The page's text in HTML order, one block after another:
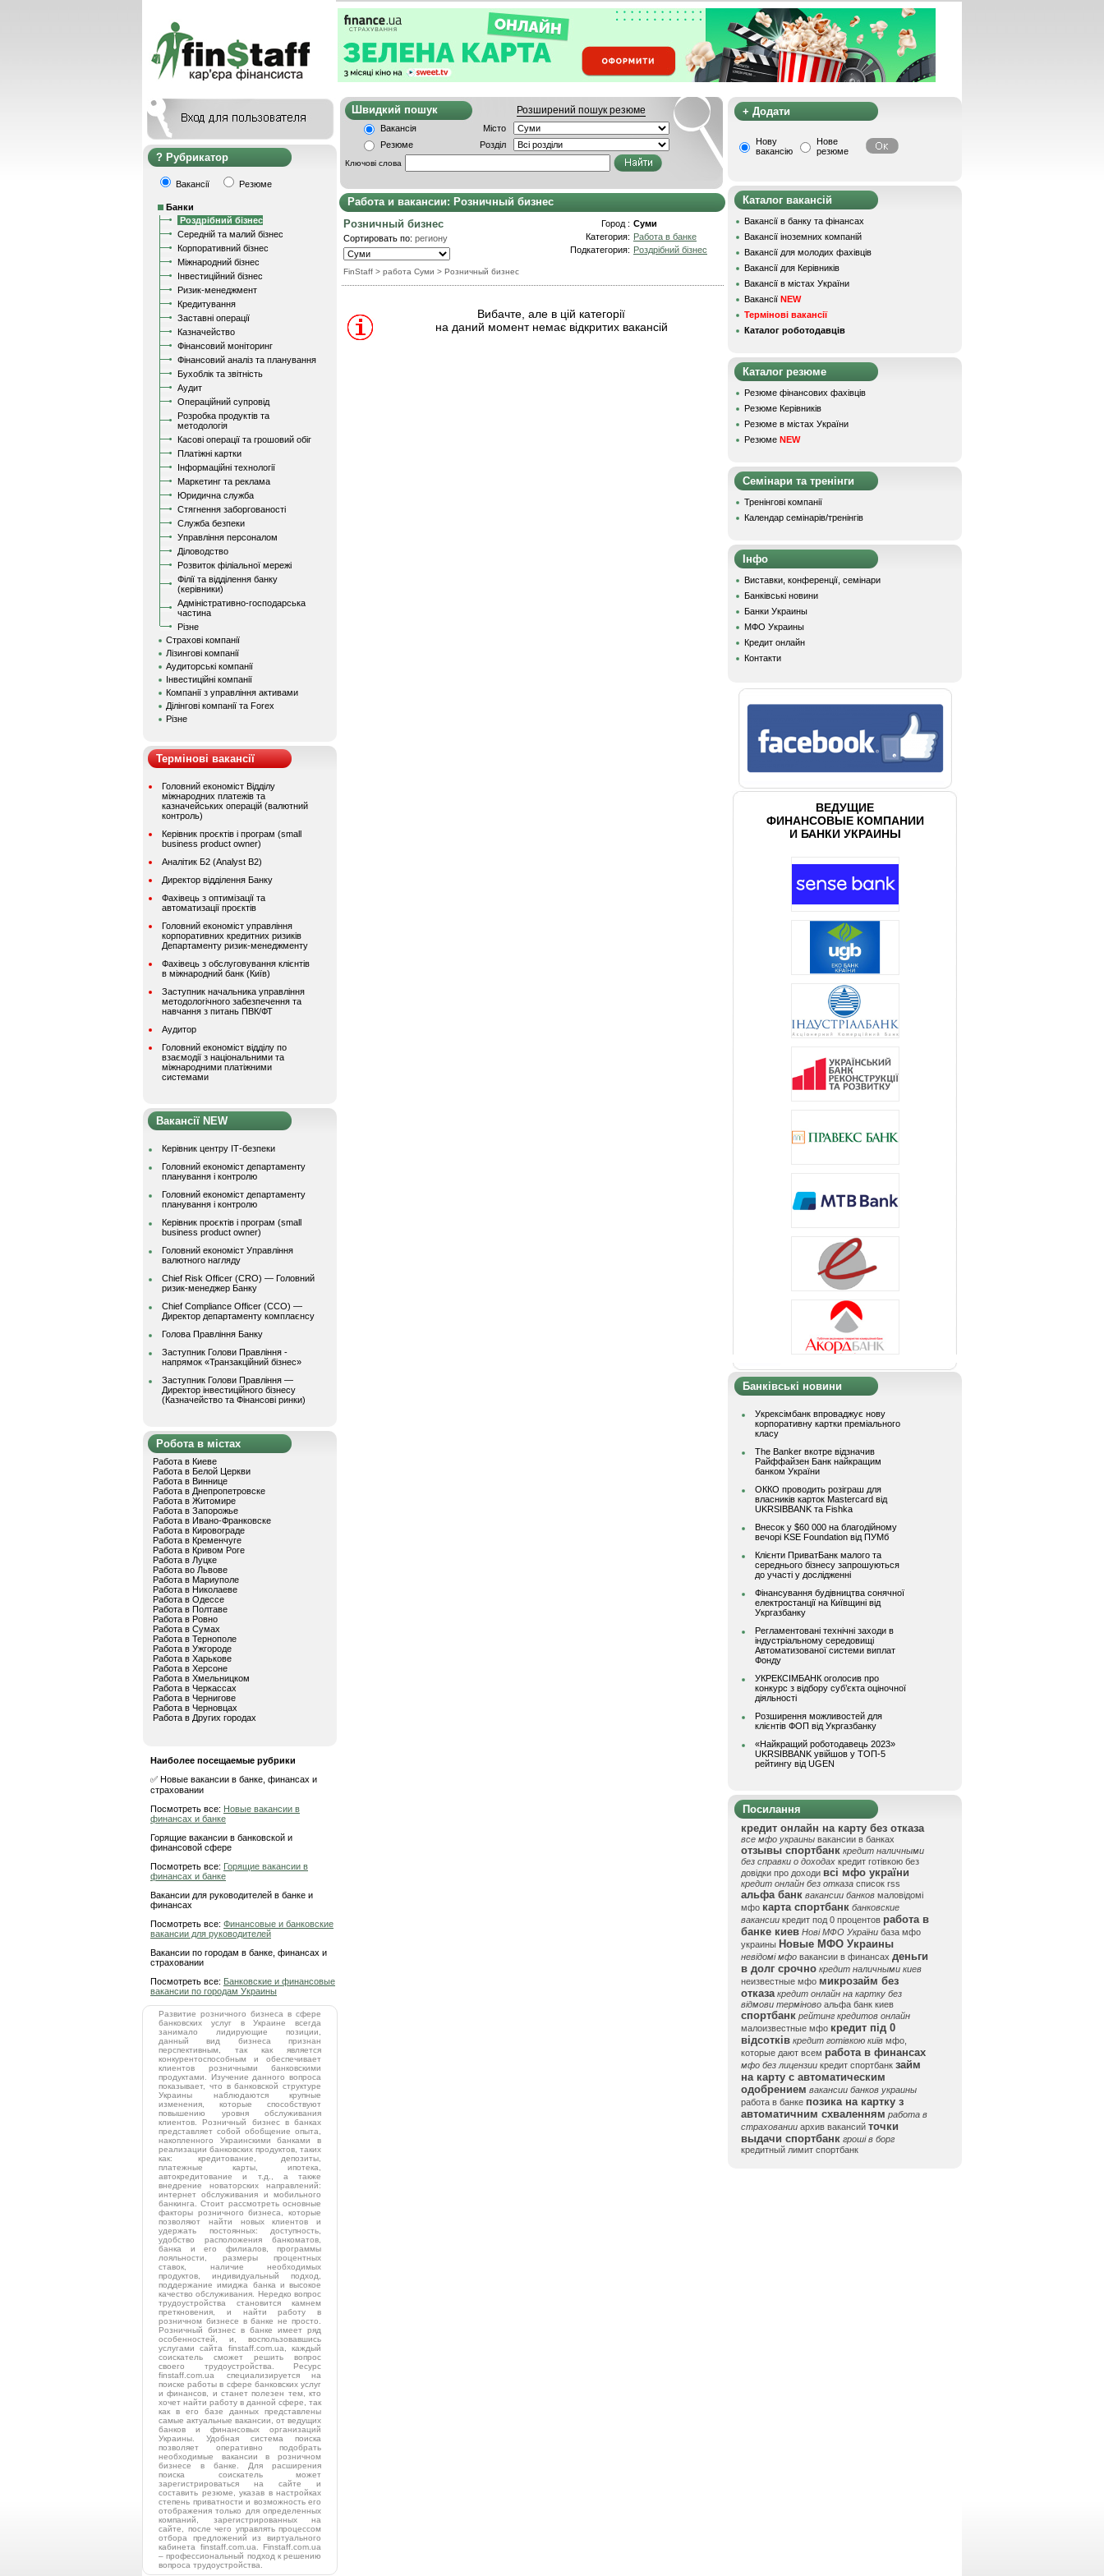
Рубрикатор
Вакансії Резюме
Банки
Роздрібний бізнес
Середній та малий бізнес
Корпоративний бізнес
Міжнародний бізнес
Інвестиційний бізнес
Ризик-менеджмент
Кредитування
Заставні операції
Казначейство
Фінансовий моніторинг
Фінансовий аналіз та планування
Бухоблік та звітність
Аудит
Операційний супровід
Розробка продуктів та
методологія
Касові операції та грошовий обіг
Платіжні картки
Інформаційні технології
Маркетинг та реклама
Юридична служба
Стягнення заборгованості
Служба безпеки
Управління персоналом
Діловодство
Розвиток філіальної мережі
Філії та відділення банку
(керівники)
Адміністративно-господарська
частина
Різне
Страхові компанії
Лізингові компанії
Аудиторські компанії
Інвестиційні компанії
Компанії з управління активами
Ділінгові компанії та Forex
Різне
Термінові вакансії
Головний економіст Відділу
міжнародних платежів та
казначейських операцій (валютний
контроль)
Керівник проєктів і програм (small
business product owner)
Аналітик Б2 (Analyst B2)
Директор відділення Банку
Фахівець з оптимізації та
автоматизації проєктів
Головний економіст управління
корпоративних кредитних ризиків
Департаменту ризик-менеджменту
Фахівець з обслуговування клієнтів
в міжнародний банк (Київ)
Заступник начальника управління
методологічного забезпечення та
навчання з питань ПВК/ФТ
Аудитор
Головний економіст відділу по
взаємодії з національними та
міжнародними платіжними
системами
Вакансії NEW
Керівник центру ІТ-безпеки
Головний економіст департаменту
планування і контролю
Головний економіст департаменту
планування і контролю
Керівник проєктів і програм (small
business product owner)
Головний економіст Управління
валютного нагляду
Chief Risk Officer (CRO) — Головний
ризик-менеджер Банку
Chief Compliance Officer (CCO) —
Директор департаменту комплаєнсу
Голова Правління Банку
Заступник Голови Правління -
напрямок «Транзакційний бізнес»
Заступник Голови Правління —
Директор інвестиційного бізнесу
(Казначейство та Фінансові ринки)
Робота в містах
Работа в Киеве
Работа в Белой Церкви
Работа в Виннице
Работа в Днепропетровске
Работа в Житомире
Работа в Запорожье
Работа в Ивано-Франковске
Работа в Кировограде
Работа в Кременчуге
Работа в Кривом Роге
Работа в Луцке
Работа во Львове
Работа в Мариуполе
Работа в Николаеве
Работа в Одессе
Работа в Полтаве
Работа в Ровно
Работа в Сумах
Работа в Тернополе
Работа в Ужгороде
Работа в Харькове
Работа в Херсоне
Работа в Хмельницком
Работа в Черкассах
Работа в Чернигове
Работа в Черновцах
Работа в Других городах
Наиболее посещаемые рубрики
✅ Новые вакансии в банке, финансах и
страховании
Посмотреть все: Новые вакансии в
финансах и банке
Горящие вакансии в банковской и
финансовой сфере
Посмотреть все: Горящие вакансии в
финансах и банке
Вакансии для руководителей в банке и
финансах
Посмотреть все: Финансовые и банковские
вакансии для руководителей
Вакансии по городам в банке, финансах и
страховании
Посмотреть все: Банковские и финансовые
вакансии по городам Украины
Развитие розничного бизнеса в сфере
банковских услуг в Украине всегда
занимало лидирующие позиции,
данный вид бизнеса признан
перспективным, так как является
конкурентоспособным и обеспечивает
клиентов розничными банковскими
продуктами. Изучение данного вопроса
показывает, что в банковской структуре
Украины наблюдаются крупные
изменения, которые способствуют
повышению уровня обслуживания
клиентов. Розничный бизнес в банках
представляет собой обобщение опыта,
накопленного Украинскими банками в
реализации банковских продуктов, таких
как: кредитование, депозиты,
платежные карты, ипотека,
автокредитование и т.д., а также
внедрение новаторских направлений:
интернет обслуживания и мобильного
банкинга. Стоит рассмотреть основные
факторы розничного бизнеса, которые
позволяют найти новых клиентов и
удержать постоянных: доступность,
удобство расположения банкоматов,
банка и его филиалов, программы
лояльности, размеры процентных
ставок, наличие необходимых
продуктов, индивидуальный подход,
поддержание имиджа банка и высокое
качество обслуживания. Нередко вопрос
трудоустройства становится камнем
преткновения, и найти работу в
розничном бизнесе в банке не просто.
Розничный бизнес в банке имеет ряд
особенностей, и, воспользовавшись
услугами сайта finstaff.com.ua, каждый
соискатель сможет решить вопрос
своего трудоустройства. Ресурс
finstaff.com.ua специализируется на
поиске работы в сфере банковских услуг
и финансов, и станет полезен тем, кто
хочет найти работу в данной сфере, так
как в его базе данных представлены
самые актуальные вакансии, от ведущих
банков и финансовых организаций
Украины. Удобная система поиска
позволяет оперативно подобрать
необходимые вакансии в розничном
бизнесе в банке. Для расширения
поиска соискатель может
зарегистрироваться на сайте и
составить резюме, указав в настройках
степень приватности и возможность его
отображения только для определенных
компаний, зарегистрированных на
сайте, после чего управлять процессом
отбора предложений из виртуального
кабинета finstaff.com.ua. Finstaff.com.ua
– профессиональный подход к решению
вопроса трудоустройства.
Швидкий пошук Розширений пошук резюме
Вакансія
Місто
Резюме
Розділ
Ключові слова
Работа и вакансии: Розничный бизнес
Розничный бизнес
Сортировать по: региону
FinStaff > работа Суми > Розничный бизнес
Город : Суми
Категория: Работа в банке
Подкатегория: Роздрібний бізнес
Вибачте, але в цій категорії
на даний момент немає відкритих вакансій
+ Додати
Нову
вакансію
Нове
резюме
Каталог вакансій
Вакансії в банку та фінансах
Вакансії іноземних компаній
Вакансії для молодих фахівців
Вакансії для Керівників
Вакансії в містах України
Вакансії NEW
Термінові вакансії
Каталог роботодавців
Каталог резюме
Резюме фінансових фахівців
Резюме Керівників
Резюме в містах України
Резюме NEW
Семінари та тренінги
Тренінгові компанії
Календар семінарів/тренінгів
Інфо
Виставки, конференції, семінари
Банківські новини
Банки Украины
МФО Украины
Кредит онлайн
Контакти
ВЕДУЩИЕ
ФИНАНСОВЫЕ КОМПАНИИ
И БАНКИ УКРАИНЫ
Банківські новини
Укрексімбанк впроваджує нову
корпоративну картки преміального
класу
The Banker вкотре відзначив
Райффайзен Банк найкращим
банком України
ОККО проводить розіграш для
власників карток Mastercard від
UKRSIBBANK та Fishka
Внесок у $60 000 на благодійному
вечорі KSE Foundation від ПУМб
Клієнти ПриватБанк малого та
середнього бізнесу запрошуються
до участі у дослідженні
Фінансування будівництва сонячної
електростанції на Київщині від
Укргазбанку
Регламентовані технічні заходи в
індустріальному середовищі
Автоматизованої системи виплат
Фонду
УКРЕКСІМБАНК оголосив про
конкурс з відбору суб’єкта оціночної
діяльності
Розширення можливостей для
клієнтів ФОП від Укргазбанку
«Найкращий роботодавець 2023»
UKRSIBBANK увійшов у ТОП-5
рейтингу від UGEN
Посилання
кредит онлайн на карту без отказа
все мфо украины вакансии в банках
отзывы спортбанк кредит наличными
без справки о доходах кредит готівкою без
довідки про доходи всі мфо україни
кредит онлайн без отказа список rss
альфа банк вакансии банков маловідомі
мфо карта спортбанк банковские
вакансии кредит под 0 процентов работа в
банке киев Нові МФО України база мфо
украины Новые МФО Украины
невідомі мфо вакансии в финансах деньги
в долг срочно кредит наличными киев
неизвестные мфо микрозайм без
отказа кредит онлайн на картку без
відмови терміново альфа банк киев
спортбанк рейтинг кредитов онлайн
малоизвестные мфо кредит під 0
відсотків кредит готівкою київ мфо,
которые дают всем работа в финансах
мфо без лицензии кредит спортбанк займ
на карту с автоматическим
одобрением вакансии банков украины
работа в банке позика на картку з
автоматичним схваленням работа в
страховании архив вакансий точки
выдачи спортбанк гроші в борг
кредитный лимит спортбанк